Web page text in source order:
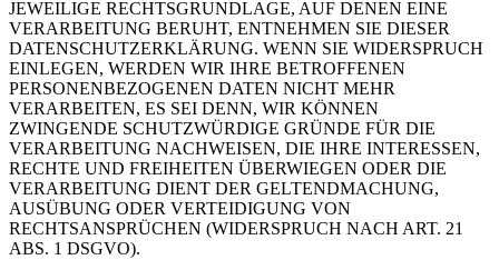
JEWEILIGE RECHTSGRUNDLAGE, AUF DENEN EINE
VERARBEITUNG BERUHT, ENTNEHMEN SIE DIESER
DATENSCHUTZERKLÄRUNG. WENN SIE WIDERSPRUCH
EINLEGEN, WERDEN WIR IHRE BETROFFENEN
PERSONENBEZOGENEN DATEN NICHT MEHR
VERARBEITEN, ES SEI DENN, WIR KÖNNEN
ZWINGENDE SCHUTZWÜRDIGE GRÜNDE FÜR DIE
VERARBEITUNG NACHWEISEN, DIE IHRE INTERESSEN,
RECHTE UND FREIHEITEN ÜBERWIEGEN ODER DIE
VERARBEITUNG DIENT DER GELTENDMACHUNG,
AUSÜBUNG ODER VERTEIDIGUNG VON
RECHTSANSPRÜCHEN (WIDERSPRUCH NACH ART. 21
ABS. 1 DSGVO).